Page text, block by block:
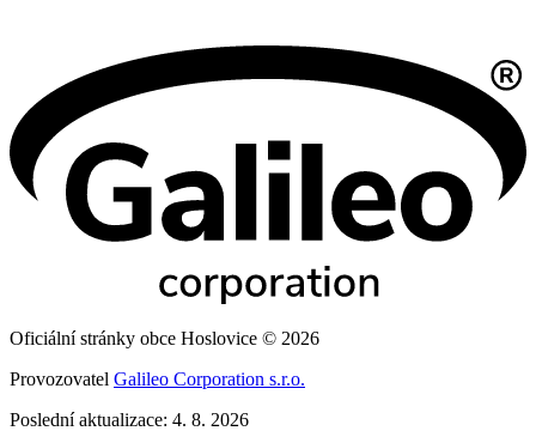
Oficiální stránky obce Hoslovice © 2026
Provozovatel Galileo Corporation s.r.o.
Poslední aktualizace: 4. 8. 2026